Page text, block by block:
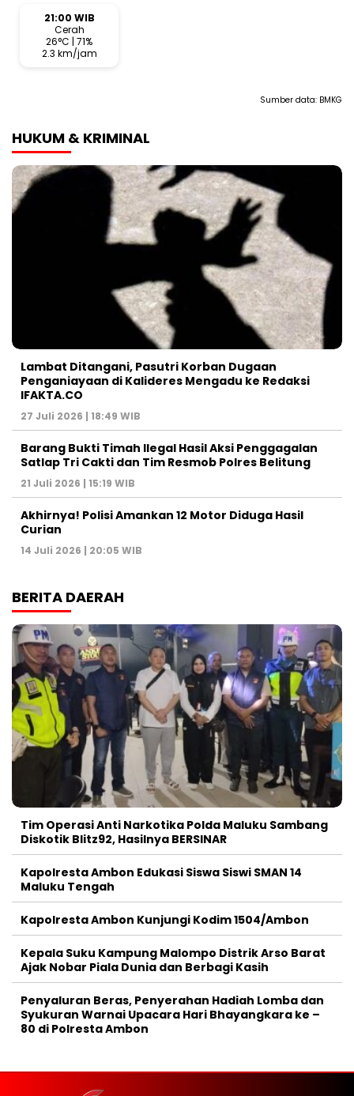
21:00 WIB
Cerah
26°C | 71%
2.3 km/jam
Sumber data: BMKG
HUKUM & KRIMINAL
Lambat Ditangani, Pasutri Korban Dugaan
Penganiayaan di Kalideres Mengadu ke Redaksi
IFAKTA.CO
27 Juli 2026 | 18:49 WIB
Barang Bukti Timah Ilegal Hasil Aksi Penggagalan
Satlap Tri Cakti dan Tim Resmob Polres Belitung
21 Juli 2026 | 15:19 WIB
Akhirnya! Polisi Amankan 12 Motor Diduga Hasil
Curian
14 Juli 2026 | 20:05 WIB
BERITA DAERAH
Tim Operasi Anti Narkotika Polda Maluku Sambang
Diskotik Blitz92, Hasilnya BERSINAR
Kapolresta Ambon Edukasi Siswa Siswi SMAN 14
Maluku Tengah
Kapolresta Ambon Kunjungi Kodim 1504/Ambon
Kepala Suku Kampung Malompo Distrik Arso Barat
Ajak Nobar Piala Dunia dan Berbagi Kasih
Penyaluran Beras, Penyerahan Hadiah Lomba dan
Syukuran Warnai Upacara Hari Bhayangkara ke –
80 di Polresta Ambon